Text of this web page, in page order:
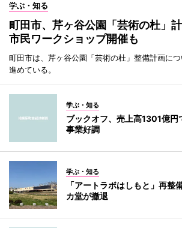
学ぶ・知る
町田市、芹ヶ谷公園「芸術の杜」
市民ワークショップ開催も
町田市は、芹ヶ谷公園「芸術の杜」整備計画に
進めている。
学ぶ・知る
ブックオフ、売上高1301億
事業好調
学ぶ・知る
「アートラボはしもと」再
カ堂が撤退